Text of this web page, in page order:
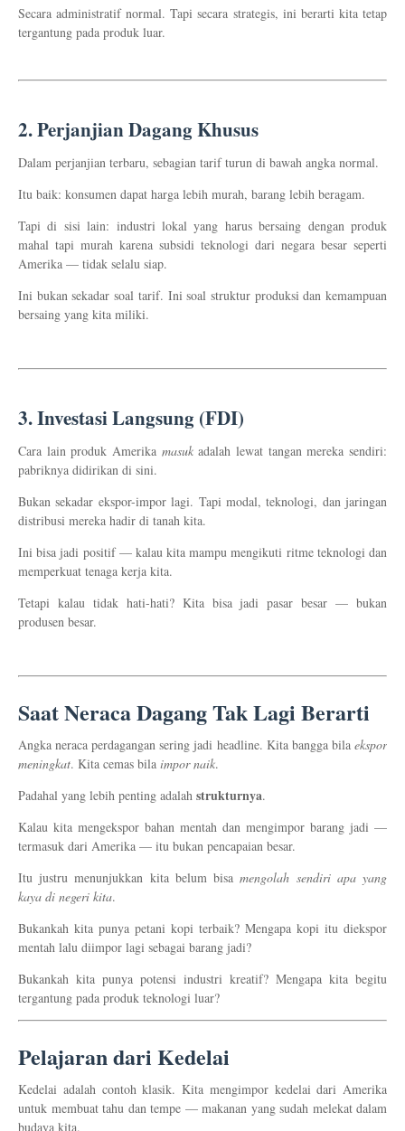
Secara administratif normal. Tapi secara strategis, ini berarti kita tetap
tergantung pada produk luar.
2.Perjanjian Dagang Khusus
Dalam perjanjian terbaru, sebagian tarif turun di bawah angka normal.
Itu baik: konsumen dapat harga lebih murah, barang lebih beragam.
Tapi di sisi lain: industri lokal yang harus bersaing dengan produk
mahal tapi murah karena subsidi teknologi dari negara besar seperti
Amerika — tidak selalu siap.
Ini bukan sekadar soal tarif. Ini soal struktur produksi dan kemampuan
bersaing yang kita miliki.
3.Investasi Langsung (FDI)
Cara lain produk Amerika masukadalah lewat tangan mereka sendiri:
pabriknya didirikan di sini.
Bukan sekadar ekspor-impor lagi. Tapi modal, teknologi, dan jaringan
distribusi mereka hadir di tanah kita.
Ini bisa jadi positif — kalau kita mampu mengikuti ritme teknologi dan
memperkuat tenaga kerja kita.
Tetapi kalau tidak hati-hati? Kita bisa jadi pasar besar — bukan
produsen besar.
Saat Neraca Dagang Tak Lagi Berarti
Angka neraca perdagangan sering jadi headline. Kita bangga bila ekspor
meningkat. Kita cemas bila impor naik.
Padahal yang lebih penting adalah strukturnya.
Kalau kita mengekspor bahan mentah dan mengimpor barang jadi —
termasuk dari Amerika — itu bukan pencapaian besar.
Itu justru menunjukkan kita belum bisamengolah sendiri apa yang
kaya di negeri kita.
Bukankah kita punya petani kopi terbaik? Mengapa kopi itu diekspor
mentah lalu diimpor lagi sebagai barang jadi?
Bukankah kita punya potensi industri kreatif? Mengapa kita begitu
tergantung pada produk teknologi luar?
Pelajaran dari Kedelai
Kedelai adalah contoh klasik. Kita mengimpor kedelai dari Amerika
untuk membuat tahu dan tempe — makanan yang sudah melekat dalam
budaya kita.